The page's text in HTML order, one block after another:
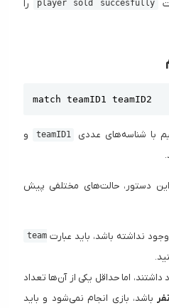
player sold succesfully
را
match teamID1 teamID2
با شناسه‌های عددی teamID1 و
دستور، حالت‌های مختلفی پیش
نداشته‌ باشد، باید عبارتteam
اما حداقل یکی از آن‌ها تعداد
باشد، بازی انجام نمی‌شود و باید